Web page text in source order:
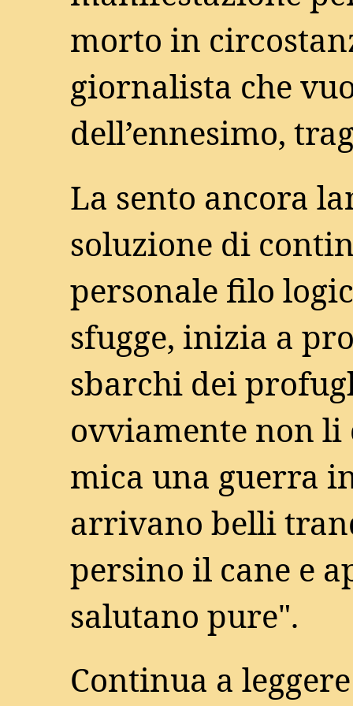
morto in
giornalista che
dell’ennesimo,
La sento ancora
soluzione di
personale filo
sfugge, inizia a
sbarchi dei
ovviamente non li
mica una guerra
arrivano belli
persino il cane e
salutano pure".
Continua a